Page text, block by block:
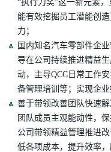
“执行力奖”这一新元素
能有效挖掘员工潜能创
力；
国内知名汽车零部件企
导在公司持续推进精益
动，主导QCC日常工作
备管理培训等；实现企
善于带领改善团队快速
团队成员主观能动性，
公司带领精益管理推进
低各项成本，提升效率